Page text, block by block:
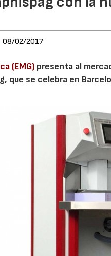
08/02/2017
(EMG) presenta al
que se celebra en